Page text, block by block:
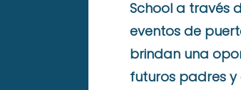
School a través
eventos de
brindan una
futuros padres y